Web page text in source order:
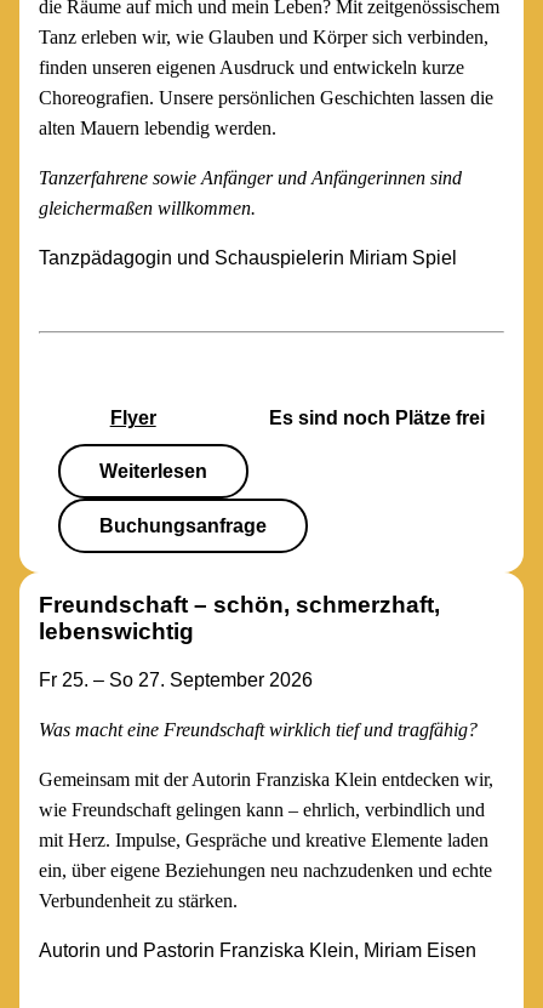
die Räume auf mich und mein Leben? Mit zeitgenössischem
Tanz erleben wir, wie Glauben und Körper sich verbinden,
finden unseren eigenen Ausdruck und entwickeln kurze
Choreografien. Unsere persönlichen Geschichten lassen die
alten Mauern lebendig werden.
Tanzerfahrene sowie Anfänger und Anfängerinnen sind
gleichermaßen willkommen.
Tanzpädagogin und Schauspielerin Miriam Spiel
Flyer Es sind noch Plätze frei
Weiterlesen
Buchungsanfrage
Freundschaft – schön, schmerzhaft,
lebenswichtig
Fr 25. – So 27. September 2026
Was macht eine Freundschaft wirklich tief und tragfähig?
Gemeinsam mit der Autorin Franziska Klein entdecken wir,
wie Freundschaft gelingen kann – ehrlich, verbindlich und
mit Herz. Impulse, Gespräche und kreative Elemente laden
ein, über eigene Beziehungen neu nachzudenken und echte
Verbundenheit zu stärken.
Autorin und Pastorin Franziska Klein, Miriam Eisen